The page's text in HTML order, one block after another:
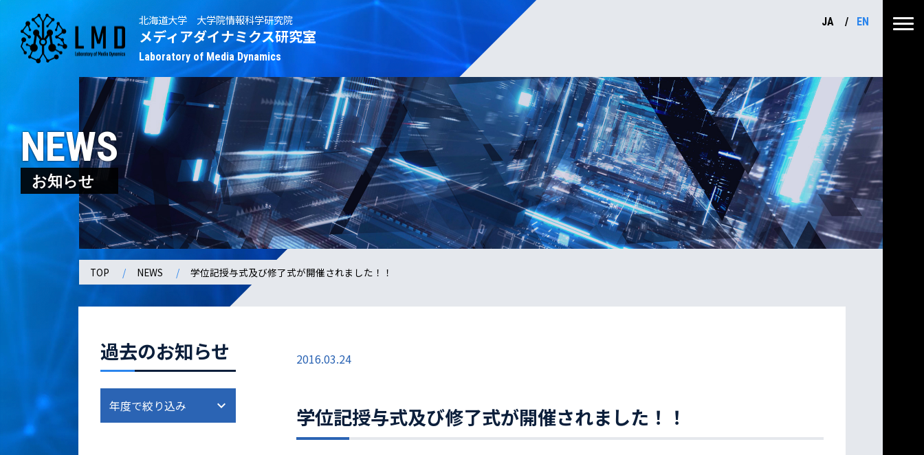
北海道大学 大学院情報科学研究院
メディアダイナミクス研究室
Laboratory of Media Dynamics
JA EN
NEWS
お知らせ
TOP NEWS 学位記授与式及び修了式が開催されました！！
過去のお知らせ 2016.03.24
学位記授与式及び修了式が開催されました！！